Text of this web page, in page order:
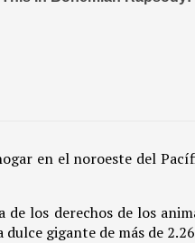
en el noroeste del
los derechos de los
gigante de más de